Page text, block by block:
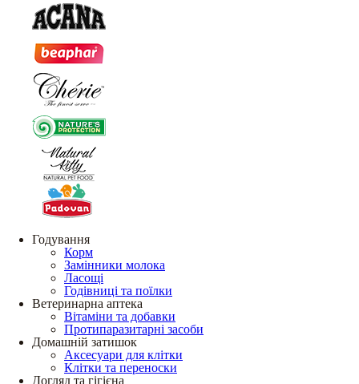
Годування
Корм
Замінники молока
Ласощі
Годівниці та поїлки
Ветеринарна аптека
Вітаміни та добавки
Протипаразитарні засоби
Домашній затишок
Аксесуари для клітки
Клітки та переноски
Догляд та гігієна